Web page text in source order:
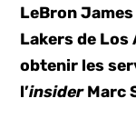
LeBron
Lakers de Los
obtenir les
l’insiderMarc